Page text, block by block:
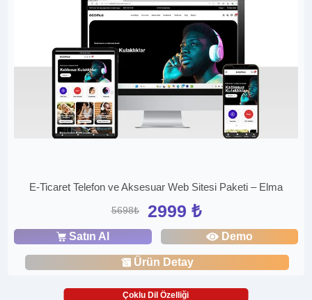
E-Ticaret Telefon ve Aksesuar Web Sitesi Paketi – Elma
5698₺ 2999 ₺
Satın Al Demo
Ürün Detay
Çoklu Dil Özelliği